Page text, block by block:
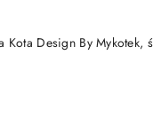
Kota Design By Mykotek,